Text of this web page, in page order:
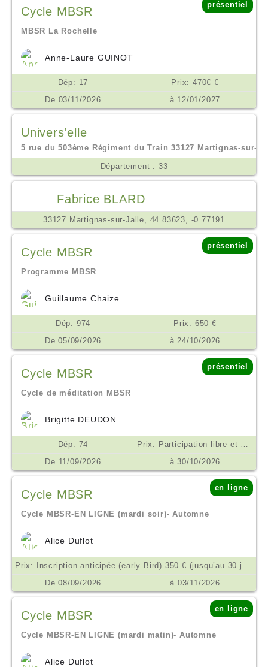
Cycle MBSR
présentiel
MBSR La Rochelle
Anne-Laure GUINOT
Dép: 17
Prix: 470€ €
De 03/11/2026
à 12/01/2027
Univers'elle
5 rue du 503ème Régiment du Train 33127 Martignas-sur-
Département : 33
Fabrice BLARD
33127 Martignas-sur-Jalle, 44.83623, -0.77191
Cycle MBSR
présentiel
Programme MBSR
Guillaume Chaize
Dép: 974
Prix: 650 €
De 05/09/2026
à 24/10/2026
Cycle MBSR
présentiel
Cycle de méditation MBSR
Brigitte DEUDON
Dép: 74
Prix: Participation libre et consciente. Un minimum de 200 euros est demandé pour les frais de salles et matériels €
De 11/09/2026
à 30/10/2026
Cycle MBSR
en ligne
Cycle MBSR-EN LIGNE (mardi soir)- Automne
Alice Duflot
Prix: Inscription anticipée (early Bird) 350 € (jusqu’au 30 juin) // Réduit 380 € // Public 450 € €
De 08/09/2026
à 03/11/2026
Cycle MBSR
en ligne
Cycle MBSR-EN LIGNE (mardi matin)- Automne
Alice Duflot